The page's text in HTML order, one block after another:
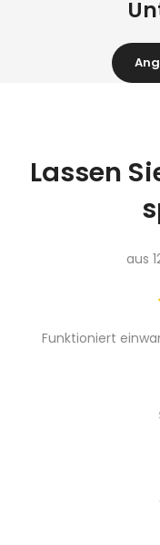
Lassen
aus
Funktioniert